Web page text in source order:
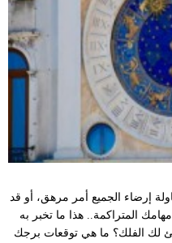
إرضاء الجميع أمر مرهق، أو قد
المتراكمة.. هذا ما تخبر به
لك الفلك؟ ما هي توقعات برجك